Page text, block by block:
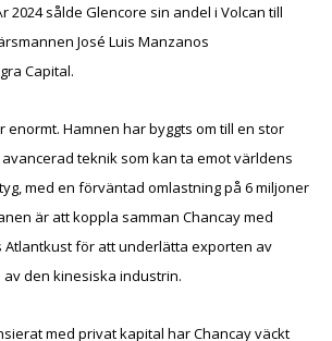
2024 sålde Glencore sin andel i Volcan till
José Luis Manzanos
Capital.
enormt. Hamnen har byggts om till en stor
teknik som kan ta emot världens
med en förväntad omlastning på 6 miljoner
är att koppla samman Chancay med
Atlantkust för att underlätta exporten av
den kinesiska industrin.
med privat kapital har Chancay väckt